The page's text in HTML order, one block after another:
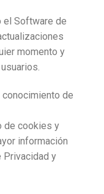
el Software de
momento y
conocimiento de
de cookies y
información
Privacidad y